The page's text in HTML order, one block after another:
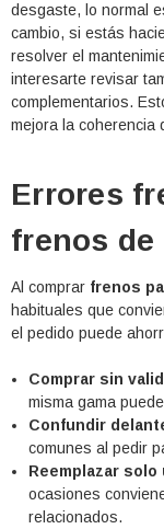
desgaste, lo normal
cambio, si estás
resolver el
interesarte revisar
complementarios.
mejora la coherencia
Errores
frenos de
Al comprar frenos
habituales que
el pedido puede
Comprar sin
misma gama
Confundir
comunes al pedir
Reemplazar
ocasiones
relacionados.